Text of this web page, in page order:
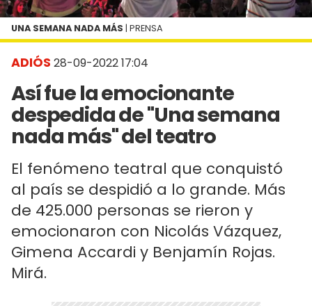
ADIÓS 28-09-2022 17:04
Así fue la emocionante
despedida de "Una semana
nada más" del teatro
El fenómeno teatral que conquistó
al país se despidió a lo grande. Más
de 425.000 personas se rieron y
emocionaron con Nicolás Vázquez,
Gimena Accardi y Benjamín Rojas.
Mirá.
UNA SEMANA NADA MÁS | PRENSA